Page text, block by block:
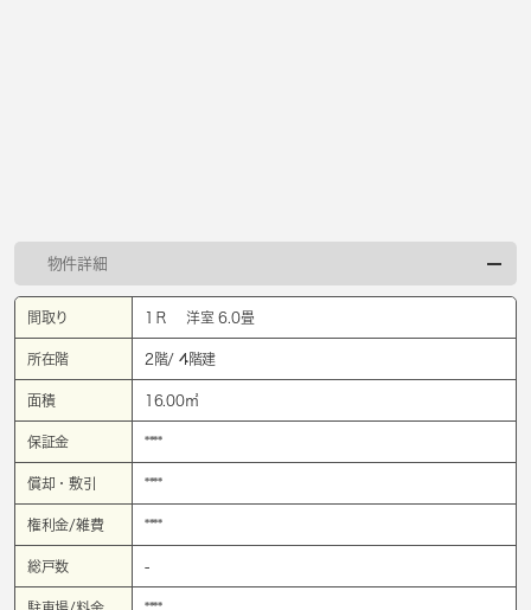
物件詳細
間取り 1Ｒ 洋室 6.0畳
所在階 2階/ 4階建
面積 16.00㎡
保証金 ****
償却・敷引 ****
権利金/雑費 ****
総戸数 -